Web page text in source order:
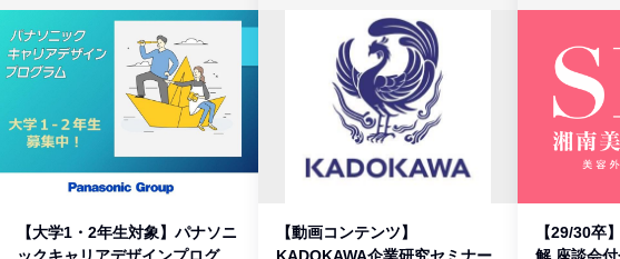
【大学1・2年生対象】パナソニ
【動画コンテンツ】
【29/30卒